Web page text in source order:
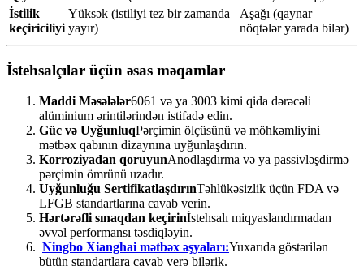
İstilik
keçiriciliyi
Yüksək (istiliyi tez bir zamanda
yayır)
Aşağı (qaynar
nöqtələr yarada bilər)
İstehsalçılar üçün əsas məqamlar
Maddi Məsələlər6061 və ya 3003 kimi qida dərəcəli
alüminium ərintilərindən istifadə edin.
Güc və UyğunluqPərçimin ölçüsünü və möhkəmliyini
mətbəx qabının dizaynına uyğunlaşdırın.
Korroziyadan qoruyunAnodlaşdırma və ya passivləşdirmə
pərçimin ömrünü uzadır.
Uyğunluğu SertifikatlaşdırınTəhlükəsizlik üçün FDA və
LFGB standartlarına cavab verin.
Hərtərəfli sınaqdan keçirinİstehsalı miqyaslandırmadan
əvvəl performansı təsdiqləyin.
Ningbo Xianghai mətbəx əşyaları:Yuxarıda göstərilən
bütün standartlara cavab verə bilərik.